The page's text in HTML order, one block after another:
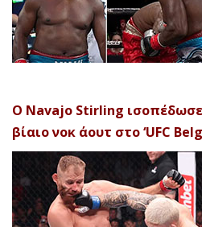
Ο Navajo Stirling ισοπέδωσε
βίαιο νοκ άουτ στο ‘UFC